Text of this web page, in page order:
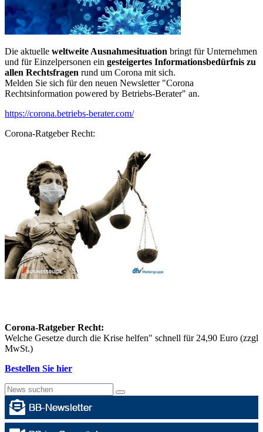
Die aktuelle weltweite Ausnahmesituation bringt für Unternehmen
und für Einzelpersonen ein gesteigertes Informationsbedürfnis zu
allen Rechtsfragen rund um Corona mit sich.
Melden Sie sich für den neuen Newsletter "Corona
Rechtsinformation powered by Betriebs-Berater" an.
https://corona.betriebs-berater.com/
Corona-Ratgeber Recht:
Corona-Ratgeber Recht:
Welche Gesetze durch die Krise helfen" schnell für 24,90 Euro (zzgl
MwSt.)
Bestellen Sie hier